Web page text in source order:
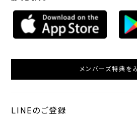
メンバーズ特典を
LINEのご登録